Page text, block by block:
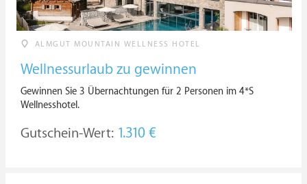
ALMGUT MOUNTAIN WELLNESS HOTEL
Wellnessurlaub zu gewinnen
Gewinnen Sie 3 Übernachtungen für 2 Personen im 4*S
Wellnesshotel.
Gutschein-Wert: 1.310 €